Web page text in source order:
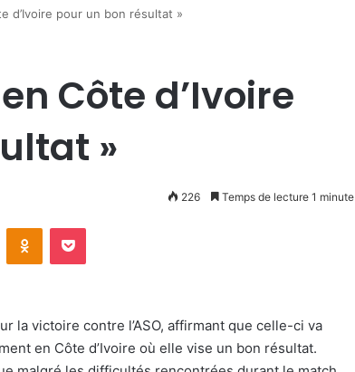
d’Ivoire pour un bon résultat »
Côte d’Ivoire
»
226 Temps de lecture 1 minute
Odnoklassniki
Pocket
la victoire contre l’ASO, affirmant que celle-ci va
en Côte d’Ivoire où elle vise un bon résultat.